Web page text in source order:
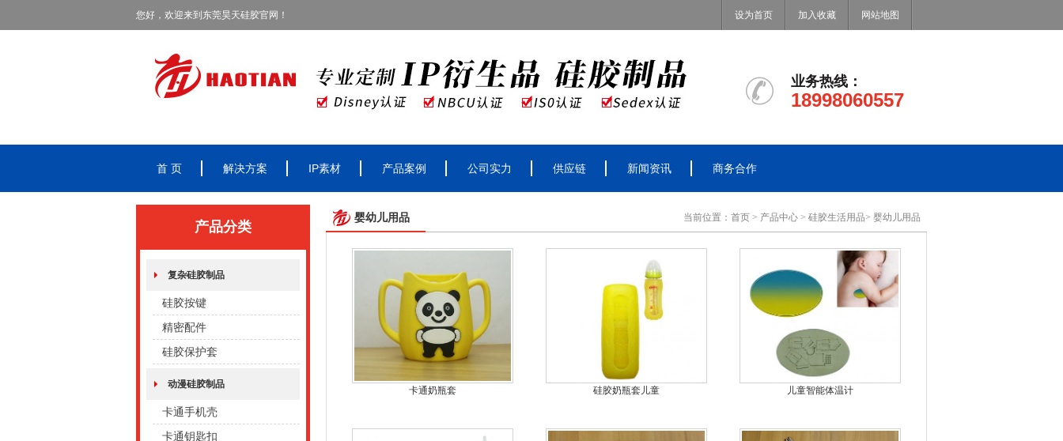
您好，欢迎来到东莞昊天硅胶官网！ 设为首页 加入收藏 网站地图
业务热线：
18998060557
首 页 解决方案 IP素材 产品案例 公司实力 供应链 新闻资讯 商务合作
产品分类
复杂硅胶制品
硅胶按键
精密配件
硅胶保护套
动漫硅胶制品
卡通手机壳
卡通钥匙扣
婴幼儿用品 当前位置： 首页 > 产品中心 > 硅胶生活用品> 婴幼儿用品
卡通奶瓶套 硅胶奶瓶套儿童 儿童智能体温计